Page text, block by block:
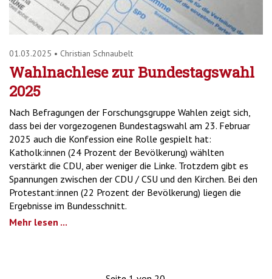
01.03.2025 • Christian Schnaubelt
Wahlnachlese zur Bundestagswahl
2025
Nach Befragungen der Forschungsgruppe Wahlen zeigt sich,
dass bei der vorgezogenen Bundestagswahl am 23. Februar
2025 auch die Konfession eine Rolle gespielt hat:
Katholk:innen (24 Prozent der Bevölkerung) wählten
verstärkt die CDU, aber weniger die Linke. Trotzdem gibt es
Spannungen zwischen der CDU / CSU und den Kirchen. Bei den
Protestant:innen (22 Prozent der Bevölkerung) liegen die
Ergebnisse im Bundesschnitt.
Mehr lesen ...